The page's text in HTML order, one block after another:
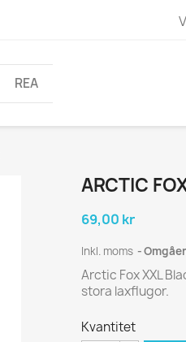
REA
ARCTIC
69,00 kr
Inkl. moms
Arctic Fox XXL
stora laxflugor.
Kvantitet